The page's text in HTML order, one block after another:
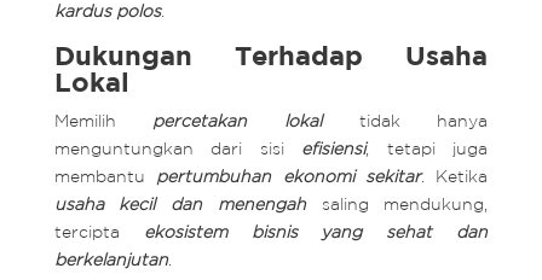
kardus polos.
Dukungan Terhadap Usaha
Lokal
Memilih percetakan lokaltidak hanya
menguntungkan dari sisi efisiensi, tetapi juga
membantu pertumbuhan ekonomi sekitar. Ketika
usaha kecil dan menengahsaling mendukung,
tercipta ekosistem bisnis yang sehat dan
berkelanjutan.